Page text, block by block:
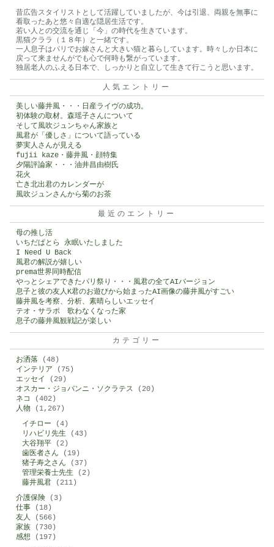
日
は
昔広告スタイリストとして活躍していましたが、今は引退、両親を無事に
看取ったあと悠々自適な隠居生活です。
若い人との交流を通じ「今」の時代を生きています。
黒猫クララ（１８年）と一緒です。
一人息子はパリでお嫁さんと大きい猫と暮らしています。時々しか日本に
戻って来ませんがでも心で何時も繋がっています。
独居老人のふえる日本で、しっかりと自立して生きて行こうと思います。
人気エントリー
美しい藤井風・・・日産ライヴの成功。
初体験の取材。森瑶子さんについて
そして風吹ジュンちゃん家族と
風君が「優しさ」について語っている
夢実人さんが見える
fujii kaze・藤井風・顔特集
夕陽評論家・・・油井昌由樹氏
花火
亡き北出君のカレンダーが
風吹ジュンさんから菊のお茶
最近のエントリー
母の推し活
いちだぱとら 永眠いたしました
I Need U Back
風君の解説が嬉しい
prema世界同時配信
やっとシェアできたパリ祭り・・・風君の全てAIバージョン
息子と彼の友人K君のお遊びから始まったAI画像の藤井風がすごい
藤井風を考察、分析、素晴らしいエッセイ
テオ・サラポ 歌わなくなった家
息子の藤井風観戦記が楽しい
カテゴリー
お洒落 (48)
インテリア (75)
エッセイ
(29)
オスカー・ジョバンニ・ソクラテス (20)
ネコ
(402)
人物 (1,267)
イチロー (4)
リハビリ先生 (43)
大谷翔平 (2)
歯医者さん (19)
猪子寿之さん (37)
管理栄養士先生 (2)
藤井風君 (211)
介護保険 (3)
仕事 (18)
友人
(566)
家族 (730)
感想 (197)